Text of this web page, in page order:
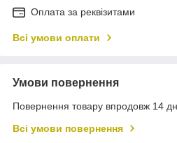
Оплата за реквізитами
Всі умови оплати
Умови повернення
Повернення товару впродовж 14
Всі умови повернення